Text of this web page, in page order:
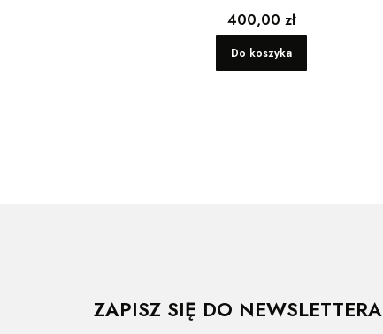
Cena
400,00 zł
Do koszyka
ZAPISZ SIĘ DO NEWSLETTERA